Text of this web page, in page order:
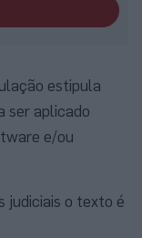
estipula
ser aplicado
e/ou
judiciais o texto é